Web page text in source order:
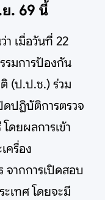
ย. 69 นี้
า เมื่อวันที่ 22
รมการป้องกัน
(ป.ป.ช.) ร่วม
ดปฏิบัติการตรวจ
ดยผลการเข้า
ครื่อง
จากการเปิดสอบ
เทศ โดยจะมี